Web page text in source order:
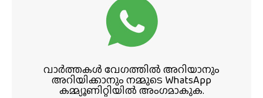
വാർത്തകൾ വേഗത്തിൽ അറിയാനും
അറിയിക്കാനും നമ്മുടെ WhatsApp
കമ്മ്യൂണിറ്റിയിൽ അംഗമാകുക.